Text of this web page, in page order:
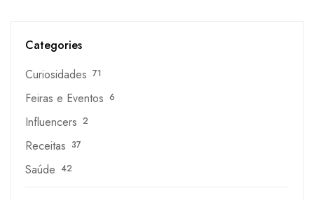
Categories
Curiosidades 71
Feiras e Eventos 6
Influencers 2
Receitas 37
Saúde 42